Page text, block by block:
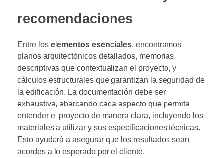
recomendaciones
Entre los elementos esenciales, encontramos
planos arquitectónicos detallados, memorias
descriptivas que contextualizan el proyecto, y
cálculos estructurales que garantizan la seguridad de
la edificación. La documentación debe ser
exhaustiva, abarcando cada aspecto que permita
entender el proyecto de manera clara, incluyendo los
materiales a utilizar y sus especificaciones técnicas.
Esto ayudará a asegurar que los resultados sean
acordes a lo esperado por el cliente.